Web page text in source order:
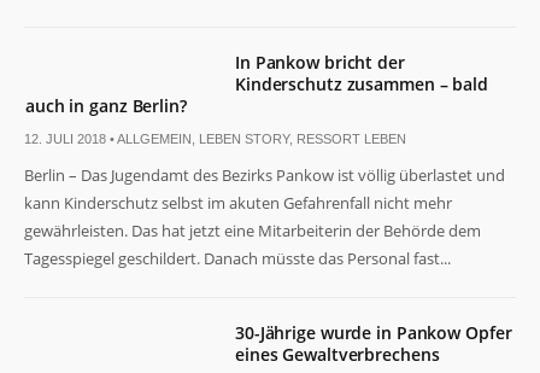
In Pankow bricht der
Kinderschutz zusammen – bald
auch in ganz Berlin?
12. JULI 2018 •ALLGEMEIN LEBEN STORY, RESSORT LEBEN
Berlin – Das Jugendamt des Bezirks Pankow ist völlig überlastet und
kann Kinderschutz selbst im akuten Gefahrenfall nicht mehr
gewährleisten. Das hat jetzt eine Mitarbeiterin der Behörde dem
Tagesspiegel geschildert. Danach müsste das Personal fast...
30-Jährige wurde in Pankow Opfer
eines Gewaltverbrechens